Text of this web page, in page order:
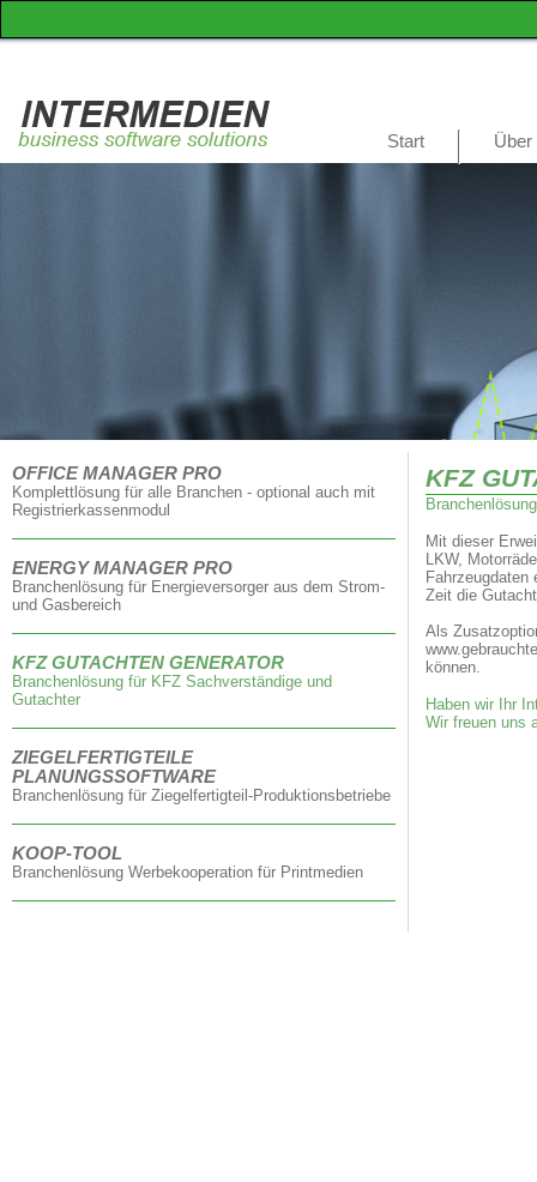
Start Über
OFFICE MANAGER PRO
Komplettlösung für alle Branchen - optional auch mit
Registrierkassenmodul
ENERGY MANAGER PRO
Branchenlösung für Energieversorger aus dem Strom-
und Gasbereich
KFZ GUTACHTEN GENERATOR
Branchenlösung für KFZ Sachverständige und
Gutachter
ZIEGELFERTIGTEILE
PLANUNGSSOFTWARE
Branchenlösung für Ziegelfertigteil-Produktionsbetriebe
KOOP-TOOL
Branchenlösung Werbekooperation für Printmedien
KFZ
Mit dieser
LKW,
Zeit die
Als
können.
Haben wir Ihr
Wir freuen uns